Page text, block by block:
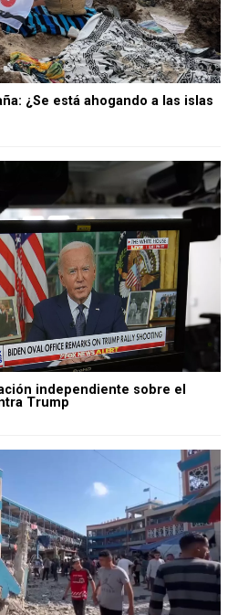
¿Se está ahogando a las islas
independiente sobre el
Trump